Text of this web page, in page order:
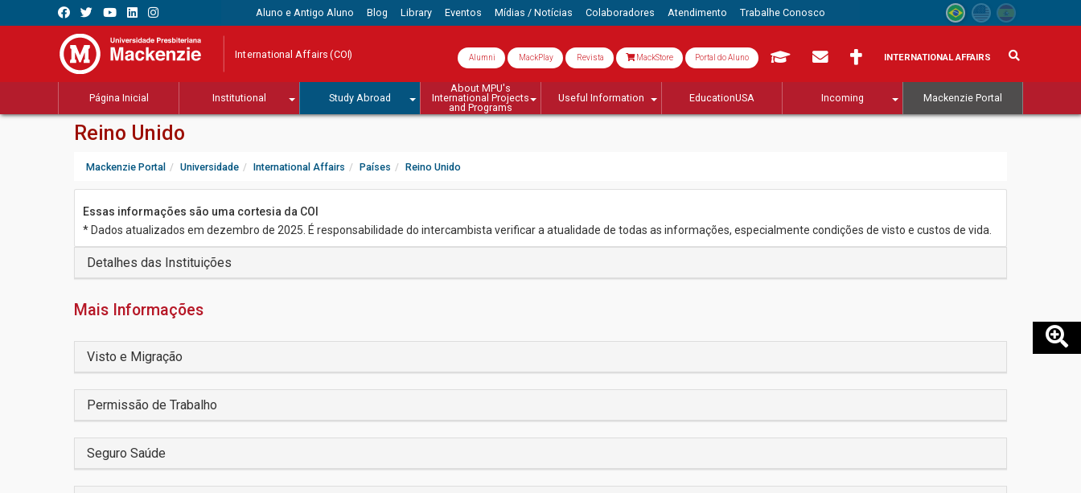
Aluno e Antigo Aluno Blog Library Eventos Mídias / Notícias Colaboradores Atendimento Trabalhe Conosco
International Affairs (COI) Alumni MackPlay Revista MackStore Portal do Aluno INTERNATIONAL AFFAIRS
Página Inicial Institutional Study Abroad
About MPU's
International Projects
and Programs
Useful Information EducationUSA Incoming Mackenzie Portal
Reino Unido
Mackenzie Portal Universidade International Affairs Países Reino Unido
Essas informações são uma cortesia da COI
* Dados atualizados em dezembro de 2025. É responsabilidade do intercambista verificar a atualidade de todas as informações, especialmente condições de visto e custos de vida.
Detalhes das Instituições
Mais Informações
Visto e Migração
Permissão de Trabalho
Seguro Saúde